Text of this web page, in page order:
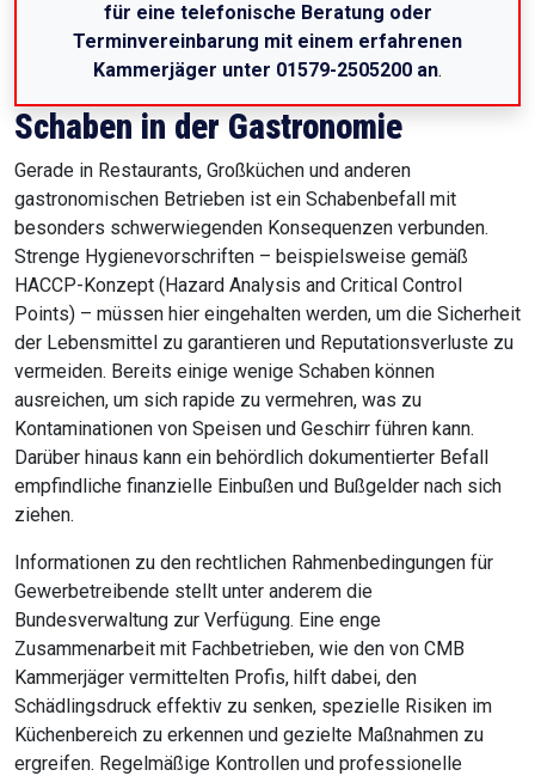
für eine telefonische Beratung oder
Terminvereinbarung mit einem erfahrenen
Kammerjäger unter 01579-2505200 an.
Schaben in der Gastronomie
Gerade in Restaurants, Großküchen und anderen
gastronomischen Betrieben ist ein Schabenbefall mit
besonders schwerwiegenden Konsequenzen verbunden.
Strenge Hygienevorschriften – beispielsweise gemäß
HACCP-Konzept (Hazard Analysis and Critical Control
Points) – müssen hier eingehalten werden, um die Sicherheit
der Lebensmittel zu garantieren und Reputationsverluste zu
vermeiden. Bereits einige wenige Schaben können
ausreichen, um sich rapide zu vermehren, was zu
Kontaminationen von Speisen und Geschirr führen kann.
Darüber hinaus kann ein behördlich dokumentierter Befall
empfindliche finanzielle Einbußen und Bußgelder nach sich
ziehen.
Informationen zu den rechtlichen Rahmenbedingungen für
Gewerbetreibende stellt unter anderem die
Bundesverwaltung zur Verfügung. Eine enge
Zusammenarbeit mit Fachbetrieben, wie den von CMB
Kammerjäger vermittelten Profis, hilft dabei, den
Schädlingsdruck effektiv zu senken, spezielle Risiken im
Küchenbereich zu erkennen und gezielte Maßnahmen zu
ergreifen. Regelmäßige Kontrollen und professionelle